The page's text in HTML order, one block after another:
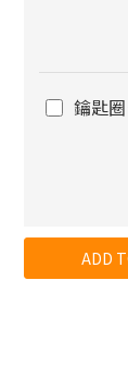
鑰匙
ADD